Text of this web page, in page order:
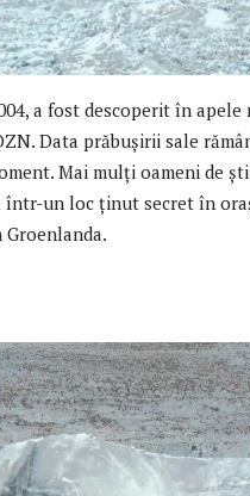
a fost descoperit în apele
Data prăbuşirii sale
Mai mulţi oameni de
într-un loc ţinut secret în
Groenlanda.